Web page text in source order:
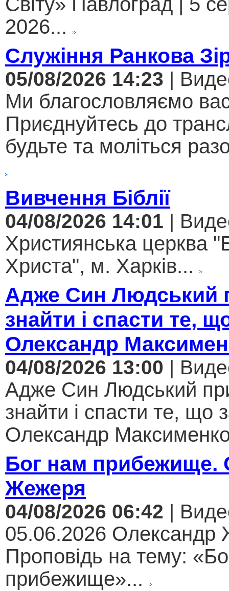
2026...
Служіння Ранкова
05/08/2026 14:23 |
Ми благословляємо
Приєднуйтесь до
будьте та моліться
Вивчення Біблії
04/08/2026 14:01 |
Християнська церква
Христа", м. Харків...
Адже Син Людський
знайти і спасти те,
Олександр
04/08/2026 13:00 |
Адже Син Людський
знайти і спасти те, що
Олександр
Бог нам прибежище.
Жежеря
04/08/2026 06:42 |
05.06.2026 Олександр
Проповідь на тему:
прибежище»...